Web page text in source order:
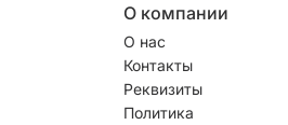
О компании
О нас
Контакты
Реквизиты
Политика